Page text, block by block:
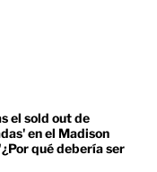
el sold out de
en el Madison
qué debería ser